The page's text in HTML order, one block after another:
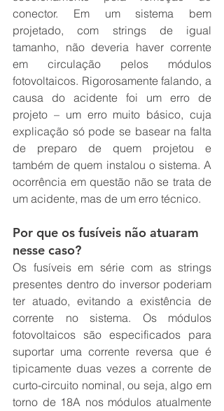
conector. Em um sistema bem
projetado, com strings de igual
tamanho, não deveria haver corrente
em circulação pelos módulos
fotovoltaicos. Rigorosamente falando, a
causa do acidente foi um erro de
projeto – um erro muito básico, cuja
explicação só pode se basear na falta
de preparo de quem projetou e
também de quem instalou o sistema. A
ocorrência em questão não se trata de
um acidente, mas de um erro técnico.
Por que os fusíveis não atuaram
nesse caso?
Os fusíveis em série com as strings
presentes dentro do inversor poderiam
ter atuado, evitando a existência de
corrente no sistema. Os módulos
fotovoltaicos são especificados para
suportar uma corrente reversa que é
tipicamente duas vezes a corrente de
curto-circuito nominal, ou seja, algo em
torno de 18A nos módulos atualmente